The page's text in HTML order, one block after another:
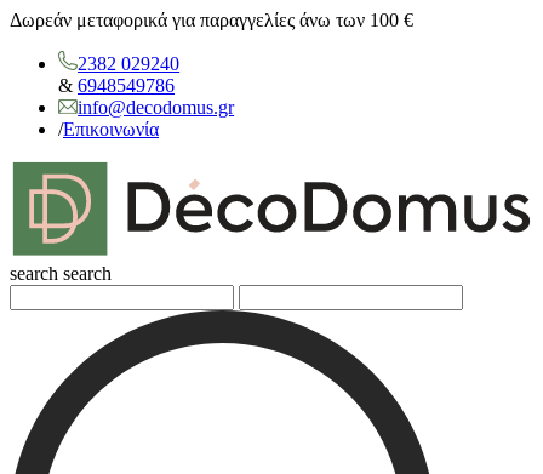
Δωρεάν μεταφορικά για παραγγελίες άνω των 100 €
2382 029240
& 6948549786
info@decodomus.gr
/Επικοινωνία
search search